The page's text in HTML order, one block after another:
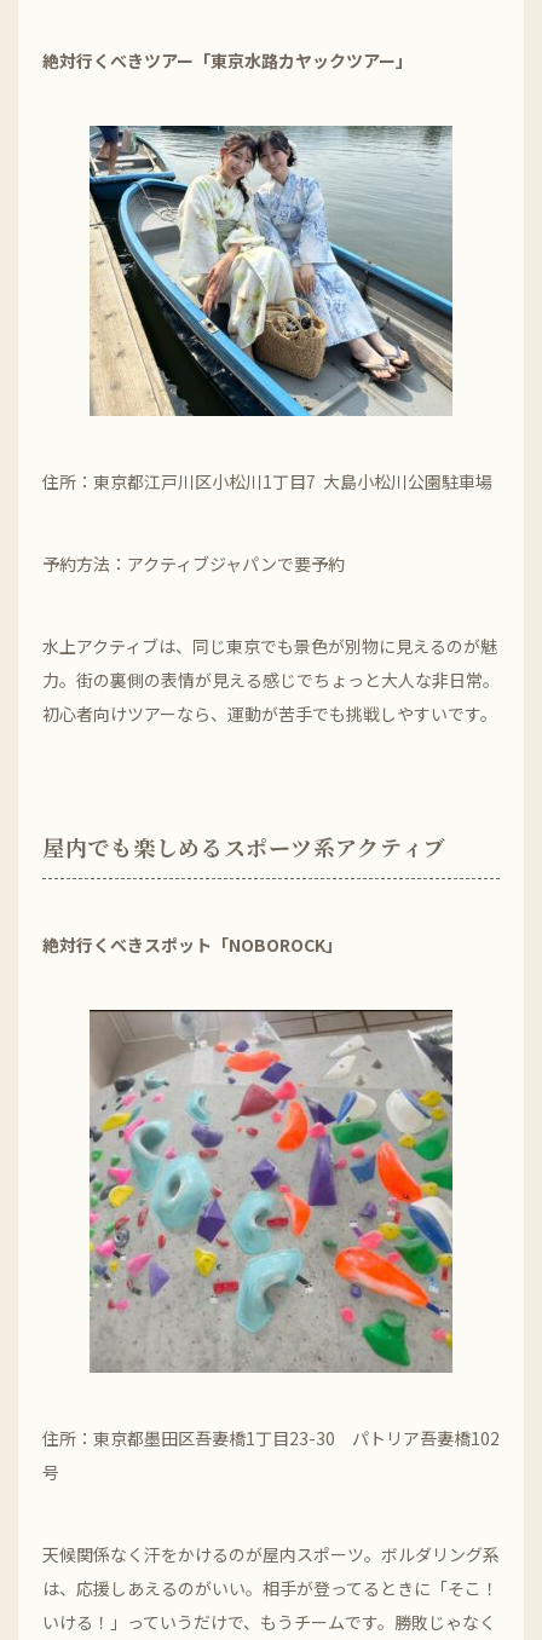
絶対行くべきツアー「東京水路カヤックツアー」
住所：東京都江戸川区小松川1丁目7 大島小松川公園駐車場
予約方法：アクティブジャパンで要予約
水上アクティブは、同じ東京でも景色が別物に見えるのが魅
力。街の裏側の表情が見える感じでちょっと大人な非日常。
初心者向けツアーなら、運動が苦手でも挑戦しやすいです。
屋内でも楽しめるスポーツ系アクティブ
絶対行くべきスポット「NOBOROCK」
住所：東京都墨田区吾妻橋1丁目23-30 パトリア吾妻橋102
号
天候関係なく汗をかけるのが屋内スポーツ。ボルダリング系
は、応援しあえるのがいい。相手が登ってるときに「そこ！
いける！」っていうだけで、もうチームです。勝敗じゃなく